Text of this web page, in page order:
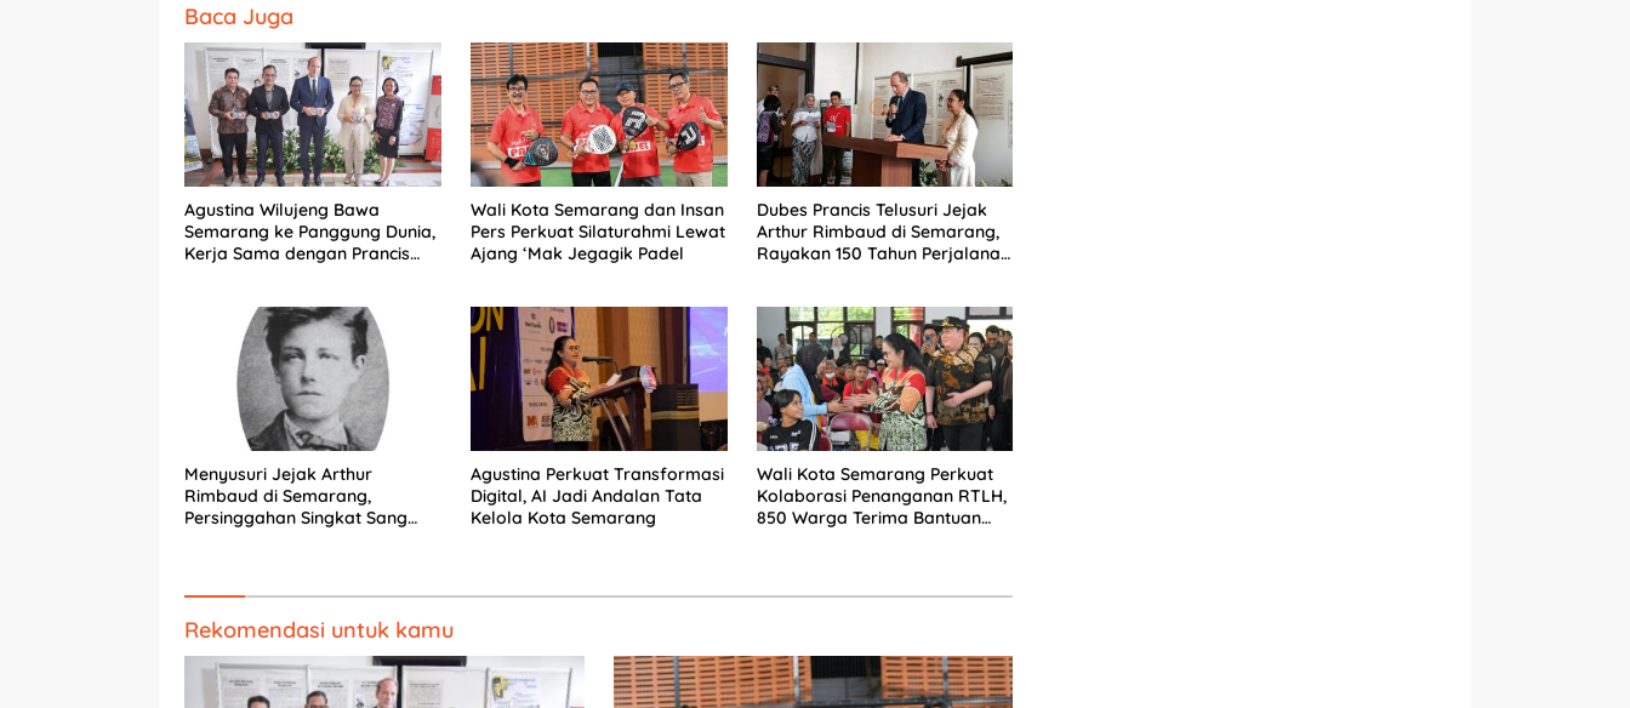
Baca Juga
Agustina Wilujeng Bawa
Semarang ke Panggung Dunia,
Kerja Sama dengan Prancis
Wali Kota Semarang dan Insan
Pers Perkuat Silaturahmi Lewat
Ajang ‘Mak Jegagik Padel
Dubes Prancis Telusuri Jejak
Arthur Rimbaud di Semarang,
Rayakan 150 Tahun Perjalanan
Menyusuri Jejak Arthur
Rimbaud di Semarang,
Persinggahan Singkat Sang
Agustina Perkuat Transformasi
Digital, AI Jadi Andalan Tata
Kelola Kota Semarang
Wali Kota Semarang Perkuat
Kolaborasi Penanganan RTLH,
850 Warga Terima Bantuan
Rekomendasi untuk kamu